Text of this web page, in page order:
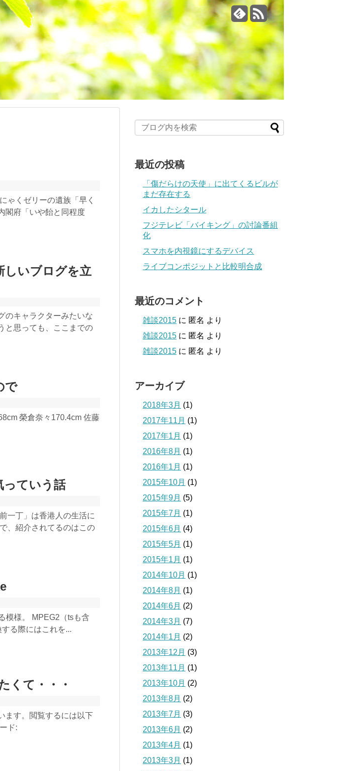
ゃくゼリーの遺族「早く
閣府「いや飴と同程度
しいブログを立
のキャラクターみたいな
と思っても、ここまでの
で
榮倉奈々170.4cm 佐藤
っていう話
一丁」は香港人の生活に
、紹介されてるのはこの
模様。 MPEG2（tsも含
る際にはこれを...
くて・・・
ます。閲覧するには以下
ド:
最近の投稿
「傷だらけの天使」に出てくるビルが
まだ存在する
イカしたシタール
フジテレビ「バイキング」の討論番組
化
スマホを内視鏡にするデバイス
ライブコンポジットと比較明合成
最近のコメント
雑談2015 に 匿名 より
雑談2015 に 匿名 より
雑談2015 に 匿名 より
アーカイブ
2018年3月 (1)
2017年11月 (1)
2017年1月 (1)
2016年8月 (1)
2016年1月 (1)
2015年10月 (1)
2015年9月 (5)
2015年7月 (1)
2015年6月 (4)
2015年5月 (1)
2015年1月 (1)
2014年10月 (1)
2014年8月 (1)
2014年6月 (2)
2014年3月 (7)
2014年1月 (2)
2013年12月 (3)
2013年11月 (1)
2013年10月 (2)
2013年8月 (2)
2013年7月 (3)
2013年6月 (2)
2013年4月 (1)
2013年3月 (1)